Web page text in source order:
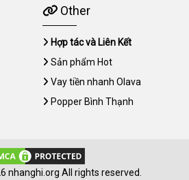
Other
Hợp tác và Liên Kết
Sản phẩm Hot
Vay tiền nhanh Olava
Popper Bình Thạnh
nhanghi.org All rights reserved.